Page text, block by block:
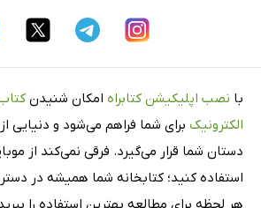
با نصب اپلیکیشن کتابراه امکان شنیدن
الکترونیک برای شما فراهم می‌شود و دنیایی
دستان شما قرار می‌گیرد. فرقی نمی‌کند از
استفاده کنید؛ کتابخانه شما همیشه در